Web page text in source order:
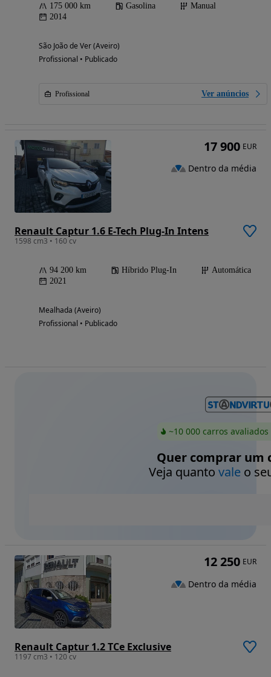
175 000 km Gasolina
Manual
2014
São João de Ver (Aveiro)
Profissional • Publicado
Profissional Ver anúncios
Renault Captur 1.6 E-Tech Plug-In Intens
1598 cm3 • 160 cv
94 200 km Híbrido Plug-In
Automática
2021
Mealhada (Aveiro)
Profissional • Publicado
17 900 EUR
Dentro da média
~10 000 carros
Quer comprar um
Veja quanto valeo
Renault Captur 1.2 TCe Exclusive
1197 cm3 • 120 cv
12 250 EUR
Dentro da média